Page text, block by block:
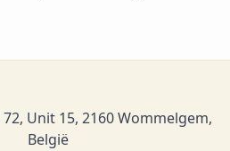
Unit 15, 2160 Wommelgem,
België